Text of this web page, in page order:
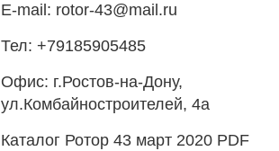
E-mail: rotor-43@mail.ru
Тел: +79185905485
Офис: г.Ростов-на-Дону,
ул.Комбайностроителей, 4а
Каталог Ротор 43 март 2020 PDF